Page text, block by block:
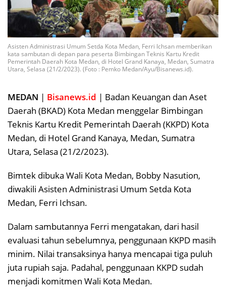
Asisten Administrasi Umum Setda Kota Medan, Ferri Ichsan memberikan
kata sambutan di depan para peserta Bimbingan Teknis Kartu Kredit
Pemerintah Daerah Kota Medan, di Hotel Grand Kanaya, Medan, Sumatra
Utara, Selasa (21/2/2023). (Foto : Pemko Medan/Ayu/Bisanews.id).
MEDAN | Bisanews.id | Badan Keuangan dan Aset
Daerah (BKAD) Kota Medan menggelar Bimbingan
Teknis Kartu Kredit Pemerintah Daerah (KKPD) Kota
Medan, di Hotel Grand Kanaya, Medan, Sumatra
Utara, Selasa (21/2/2023).
Bimtek dibuka Wali Kota Medan, Bobby Nasution,
diwakili Asisten Administrasi Umum Setda Kota
Medan, Ferri Ichsan.
Dalam sambutannya Ferri mengatakan, dari hasil
evaluasi tahun sebelumnya, penggunaan KKPD masih
minim. Nilai transaksinya hanya mencapai tiga puluh
juta rupiah saja. Padahal, penggunaan KKPD sudah
menjadi komitmen Wali Kota Medan.